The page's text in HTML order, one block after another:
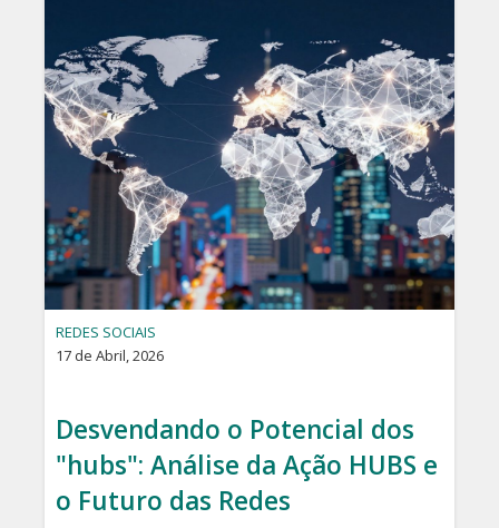
REDES SOCIAIS
17 de Abril, 2026
Desvendando o Potencial dos
"hubs": Análise da Ação HUBS e
o Futuro das Redes